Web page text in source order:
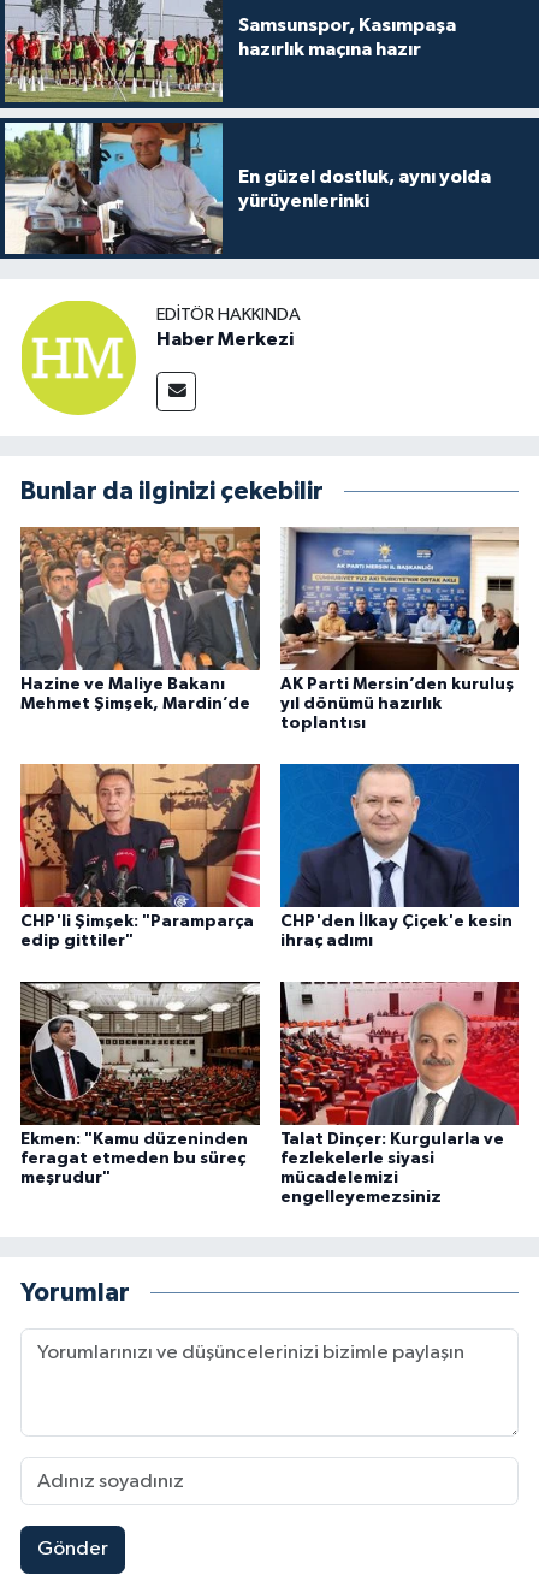
Samsunspor, Kasımpaşa
hazırlık maçına hazır
En güzel dostluk, aynı yolda
yürüyenlerinki
EDITÖR HAKKINDA
Haber Merkezi
Bunlar da ilginizi çekebilir
Hazine ve Maliye Bakanı
Mehmet Şimşek, Mardin’de
AK Parti Mersin’den kuruluş
yıl dönümü hazırlık
toplantısı
CHP'li Şimşek: "Paramparça
edip gittiler"
CHP'den İlkay Çiçek'e kesin
ihraç adımı
Ekmen: "Kamu düzeninden
feragat etmeden bu süreç
meşrudur"
Talat Dinçer: Kurgularla ve
fezlekelerle siyasi
mücadelemizi
engelleyemezsiniz
Yorumlar
Gönder